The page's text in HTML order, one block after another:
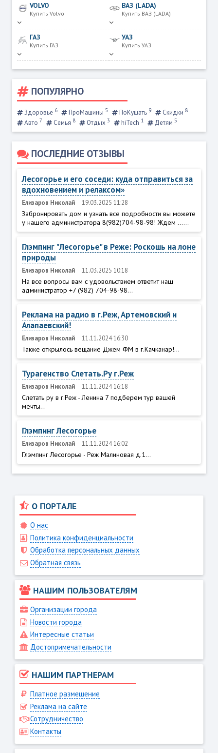
VOLVO
Купить Volvo
ВАЗ (LADA)
Купить ВАЗ (LADA)
ГАЗ
Купить ГАЗ
УАЗ
Купить УАЗ
ПОПУЛЯРНО
Здоровье 6 ПроМашины 5 ПоКушать 9 Скидки 8
Авто 7 Семья 8 Отдых 3 hiTech 1 Детям 5
ПОСЛЕДНИЕ ОТЗЫВЫ
Лесогорье и его соседи: куда отправиться за
вдохновением и релаксом»
Елизаров Николай 19.03.2025 11:28
Забронировать дом и узнать все подробности вы можете
у нашего администратора 8(982)704-98-98! Ждем ......
Глэмпинг "Лесогорье" в Реже: Роскошь на лоне
природы
Елизаров Николай 11.03.2025 10:18
На все вопросы вам с удовольствием ответит наш
администратор +7 (982) 704-98-98...
Реклама на радио в г.Реж, Артемовский и
Алапаевский!
Елизаров Николай 11.11.2024 16:30
Также открылось вещание Джем ФМ в г.Качканар!...
Турагенство Слетать.Ру г.Реж
Елизаров Николай 11.11.2024 16:18
Слетать ру в г.Реж - Ленина 7 подберем тур вашей
мечты...
Глэмпинг Лесогорье
Елизаров Николай 11.11.2024 16:02
Глэмпинг Лесогорье - Реж Малиновая д.1...
О ПОРТАЛЕ
О нас
Политика конфиденциальности
Обработка персональных данных
Обратная связь
НАШИМ ПОЛЬЗОВАТЕЛЯМ
Организации города
Новости города
Интересные статьи
Достопримечательности
НАШИМ ПАРТНЕРАМ
Платное размещение
Реклама на сайте
Сотрудничество
Контакты